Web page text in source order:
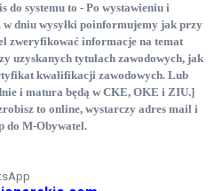
do systemu to - Po wystawieniu i
dniu wysyłki poinformujemy jak przy
zweryfikować informacje na temat
uzyskanych tytułach zawodowych, jak
kwalifikacji zawodowych. Lub
i matura będą w CKE, OKE i ZIU.]
to online, wystarczy adres mail i
do M-Obywatel.